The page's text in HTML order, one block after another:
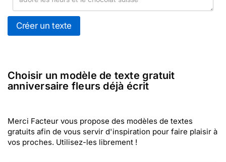
Créer un texte
Choisir un modèle de texte gratuit
anniversaire fleurs déjà écrit
Merci Facteur vous propose des modèles de textes
gratuits afin de vous servir d'inspiration pour faire plaisir à
vos proches. Utilisez-les librement !